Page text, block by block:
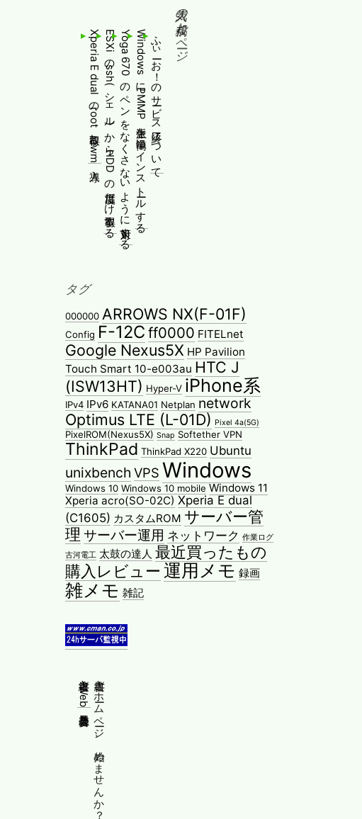
人気の投稿とページ
ふぃーお！のサービス終了について
WindowsにPMMP派生を簡単にインストールする
Yoga 670のペンをなくさないように対策する
ESXiのssh(シェル)からHDDの温度だけ取得する
Xperia E dualのroot取得とcwm導入
タグ
000000 ARROWS NX(F-01F)
Config F-12C ff0000 FITELnet
Google Nexus5X HP Pavilion
Touch Smart 10-e003au HTC J
(ISW13HT) Hyper-V iPhone系
IPv4 IPv6 KATANA01 Netplan network
Optimus LTE (L-01D) Pixel 4a(5G)
PixelROM(Nexus5X) Snap Softether VPN
ThinkPad ThinkPad X220 Ubuntu
unixbench VPS Windows
Windows 10 Windows 10 mobile Windows 11
Xperia acro(SO-02C) Xperia E dual
(C1605) カスタムROM サーバー管
理 サーバー運用 ネットワーク 作業ログ
古河電工 太鼓の達人 最近買ったもの
購入レビュー 運用メモ 録画
雑メモ 雑記
縦書きホームページ、始めませんか？
縦書きWeb普及委員会